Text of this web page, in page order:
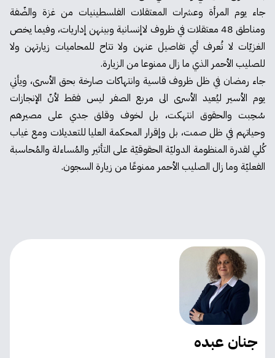
جاء يوم المرأة وعشرات المعتقلات الفلسطينيات من غزة والضّفة
ومناطق 48 معتقلات في ظروف لاإنسانية وبينهن إداريات، وفيما يخص
الغزيّات لا تُعرف أي تفاصيل عنهن ولا تتاح للمحاميات زيارتهن ولا
للصليب الأحمر الذي ما زال ممنوعا من الزيارة.
جاء رمضان في ظل ظروف قاسية وانتهاكات صارخة بحق الأسرى، ويأتي
يوم الأسير ليُعيد الأسرى الى مربع الصفر ليس فقط لأنّ الإنجازات
سُحِبت والحقوق انتهكت، بل لخوف وقلق جدي على مصيرهم
وحياتهم في ظل صمت، بل وإقرار المحكمة العليا للتعديلات ومع غياب
كُلي لقدرة المنظومة الدوليّة الحقوقيّة على التأثير والمُساءلة والمُحاسبة
الفعليّة وما زال الصليب الأحمر ممنوعًا من زيارة السجون.
جنان عبده